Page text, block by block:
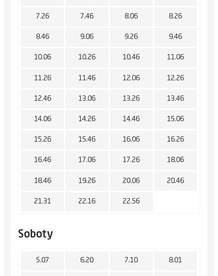
7.26 7.46 8.06 8.26
8.46 9.06 9.26 9.46
10.06 10.26 10.46 11.06
11.26 11.46 12.06 12.26
12.46 13.06 13.26 13.46
14.06 14.26 14.46 15.06
15.26 15.46 16.06 16.26
16.46 17.06 17.26 18.06
18.46 19.26 20.06 20.46
21.31 22.16 22.56
Soboty
5.07 6.20 7.10 8.01